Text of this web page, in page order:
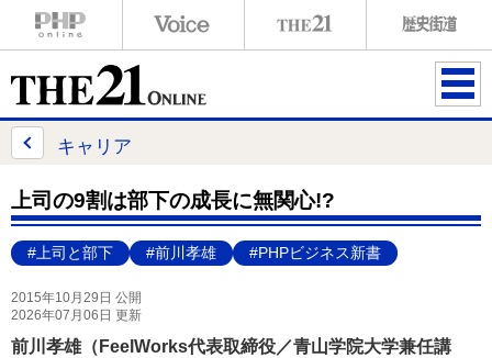
ME
キャリア
上司の9割は部下の成長に無関心!?
#上司と部下 #前川孝雄 #PHPビジネス新書
2015年10月29日 公開
2026年07月06日 更新
前川孝雄（FeelWorks代表取締役／青山学院大学兼任講